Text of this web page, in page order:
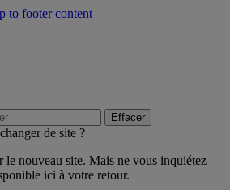
to footer content
Effacer
de site ?
le nouveau site. Mais ne vous inquiétez
ici à votre retour.